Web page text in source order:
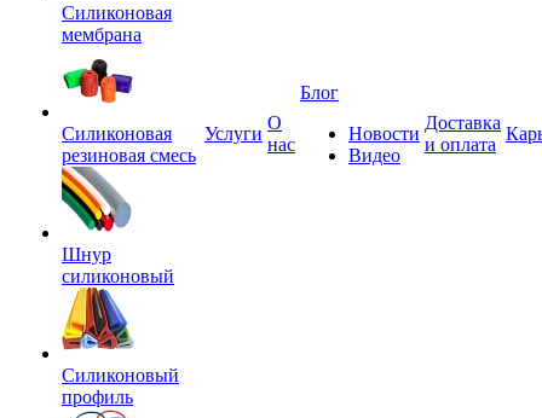
Силиконовая
мембрана
Силиконовая
резиновая смесь
Шнур
силиконовый
Силиконовый
профиль
Услуги
О
нас
Блог
Новости
Видео
Доставка
и оплата